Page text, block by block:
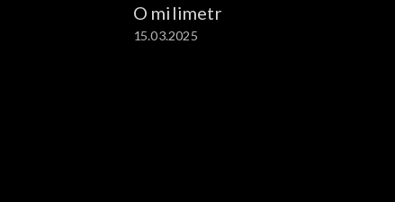
O milimetr
15.03.2025